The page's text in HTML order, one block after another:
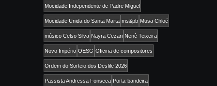
Mocidade Independente de Padre Miguel
Mocidade Unida do Santa Marta ms&pb Musa Chloé
músico Celso Silva Nayra Cezari Nenê Teixeira
Novo Império OESG Oficina de compositores
Ordem do Sorteio dos Desfile 2026
Passista Andressa Fonseca Porta-bandeira